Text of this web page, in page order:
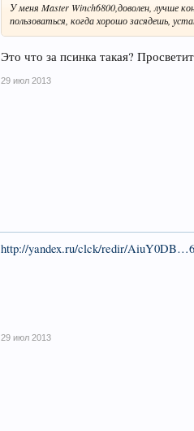
У меня Master Winch6800,доволен, лучше
пользоваться, когда хорошо засядешь,
Это что за псинка такая?
29 июл 2013
http://yandex.ru/clck/redir/
29 июл 2013